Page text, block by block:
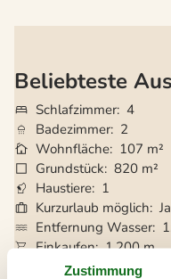
Beliebteste
Schlafzimmer 4
Badezimmer 2
Wohnfläche 107 m²
Grundstück 820 m²
Haustiere 1
Kurzurlaub möglich Ja
Entfernung Wasser
Einkaufen 1.200 m
Whirlpool Ja
Zustimmung